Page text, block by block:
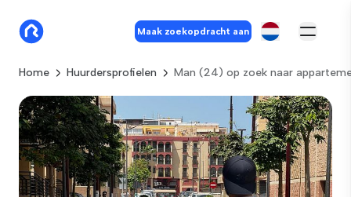
Maak zoekopdracht aan
Home Huurdersprofielen Man (24) op zoek naar